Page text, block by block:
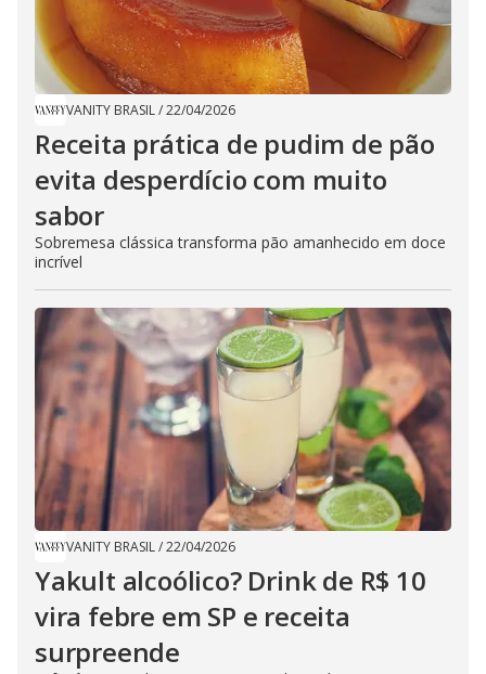
VANITY BRASIL/22/04/2026
Receita prática de pudim de pão
evita desperdício com muito
sabor
Sobremesa clássica transforma pão amanhecido em doce
incrível
VANITY BRASIL/22/04/2026
Yakult alcoólico? Drink de R$ 10
vira febre em SP e receita
surpreende